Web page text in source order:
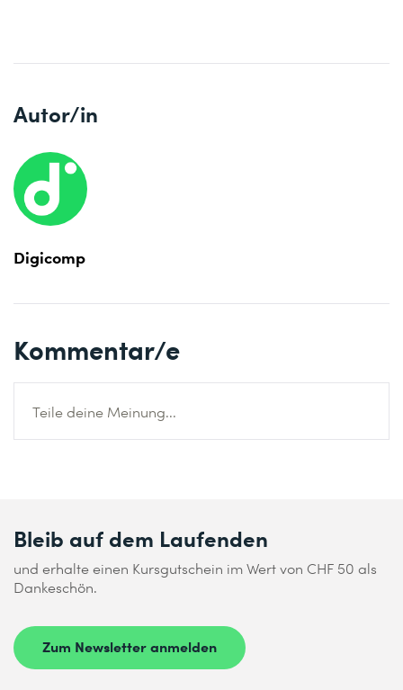
Autor/in
Digicomp
Kommentar/e
Teile deine Meinung...
Bleib auf dem Laufenden
und erhalte einen Kursgutschein im Wert von CHF 50 als
Dankeschön.
Zum Newsletter anmelden